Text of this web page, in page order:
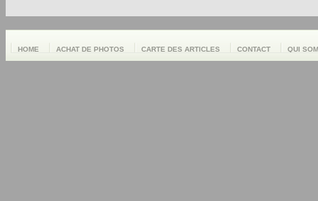
HOME ACHAT DE PHOTOS CARTE DES ARTICLES CONTACT QUI